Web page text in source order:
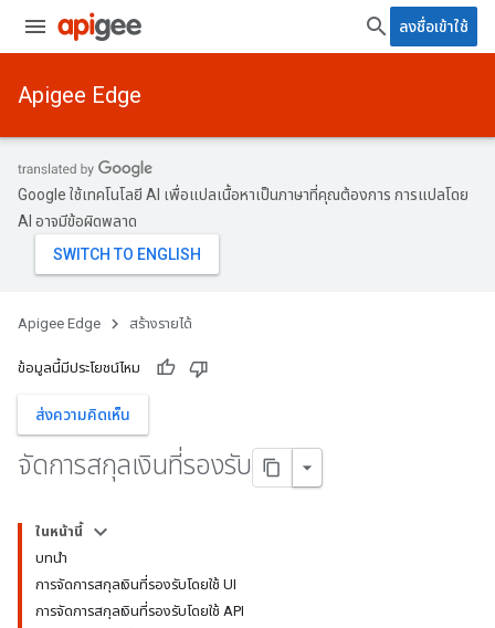
ลงชื่อเข้าใช้
Apigee Edge
Google ใช้เทคโนโลยี AI เพื่อแปลเนื้อหาเป็นภาษาที่คุณต้องการ การแปลโดย
AI อาจมีข้อผิดพลาด
Apigee Edge สร้างรายได้
ข้อมูลนี้มีประโยชน์ไหม
ส่งความคิดเห็น
จัดการสกุลเงินที่รองรับ
ในหน้านี้
บทนำ
การจัดการสกุลเงินที่รองรับโดยใช้ UI
การจัดการสกุลเงินที่รองรับโดยใช้ API